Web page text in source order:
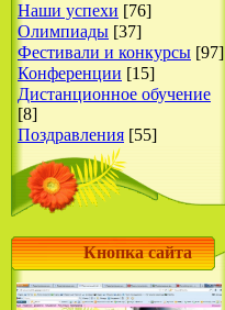
Наши успехи [76]
Олимпиады [37]
Фестивали и конкурсы [97]
Конференции [15]
Дистанционное обучение
[8]
Поздравления [55]
Кнопка сайта